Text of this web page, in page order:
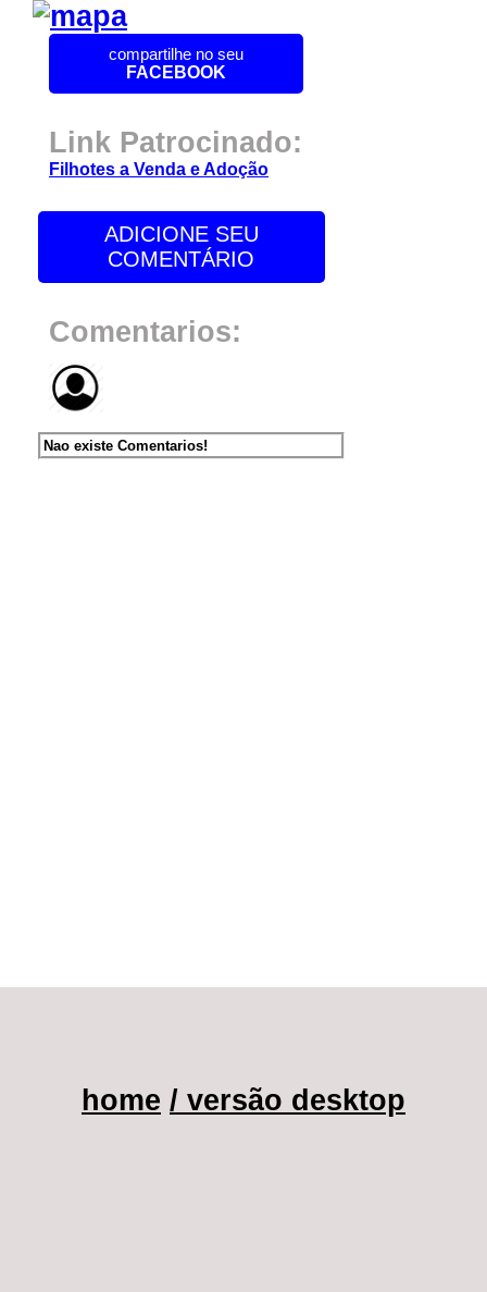
compartilhe no seu
FACEBOOK
Link Patrocinado:
Filhotes a Venda e Adoção
ADICIONE SEU
COMENTÁRIO
Comentarios:
Nao existe Comentarios!
home / versão desktop